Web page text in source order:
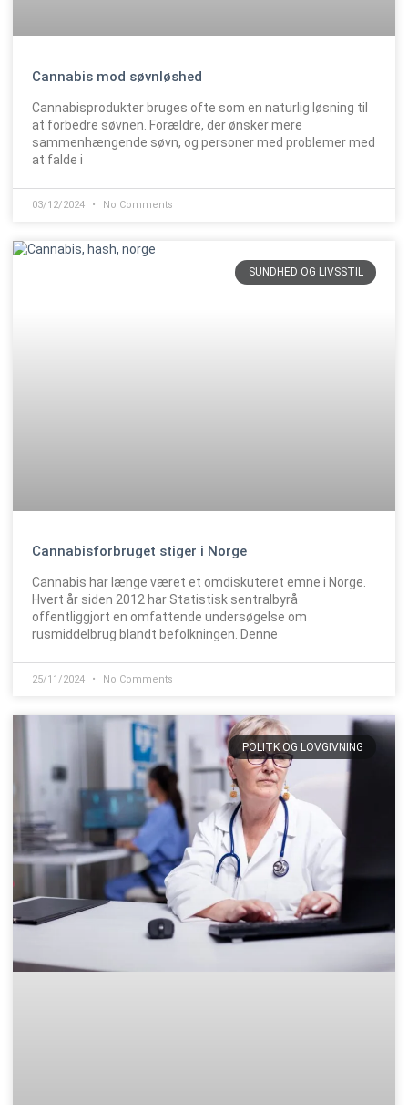
Cannabis mod søvnløshed
Cannabisprodukter bruges ofte som en naturlig løsning til
at forbedre søvnen. Forældre, der ønsker mere
sammenhængende søvn, og personer med problemer med
at falde i
03/12/2024 No Comments
SUNDHED OG LIVSSTIL
Cannabisforbruget stiger i Norge
Cannabis har længe været et omdiskuteret emne i Norge.
Hvert år siden 2012 har Statistisk sentralbyrå
offentliggjort en omfattende undersøgelse om
rusmiddelbrug blandt befolkningen. Denne
25/11/2024 No Comments
POLITK OG LOVGIVNING